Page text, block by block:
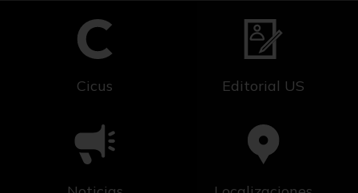
Cicus Editorial US